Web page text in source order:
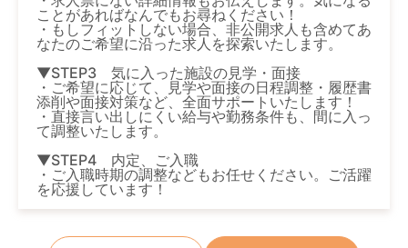
ことがあればなんでもお尋ねください！
・もしフィットしない場合、非公開求人も含めてあ
なたのご希望に沿った求人を探索いたします。
▼STEP3 気に入った施設の見学・面接
・ご希望に応じて、見学や面接の日程調整・履歴書
添削や面接対策など、全面サポートいたします！
・直接言い出しにくい給与や勤務条件も、間に入っ
て調整いたします。
▼STEP4 内定、ご入職
・ご入職時期の調整などもお任せください。ご活躍
を応援しています！